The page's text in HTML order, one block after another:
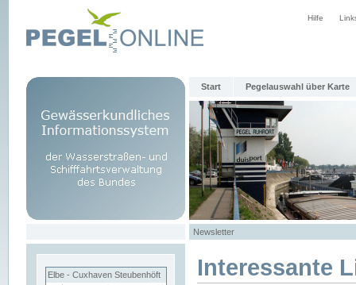
Hilfe
Start Pegelauswahl über Karte
Newsletter
Elbe - Cuxhaven Steubenhöft Interessante